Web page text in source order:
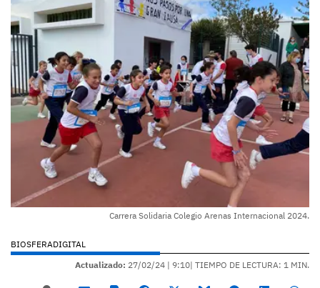
Carrera Solidaria Colegio Arenas Internacional 2024.
BIOSFERADIGITAL
Actualizado: 27/02/24 | 9:10| TIEMPO DE LECTURA: 1 MIN.